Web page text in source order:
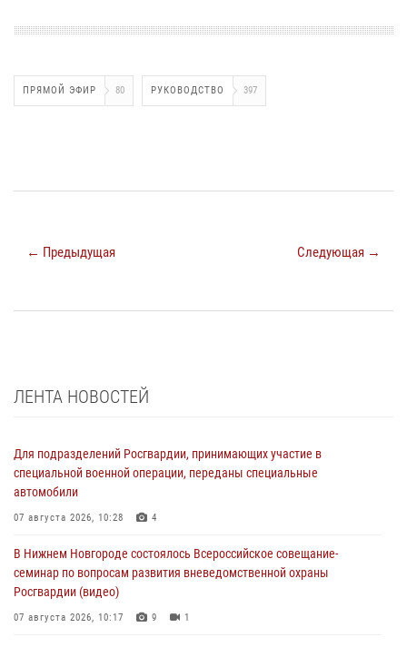
ПРЯМОЙ ЭФИР 80 РУКОВОДСТВО 397
← Предыдущая Следующая →
ЛЕНТА НОВОСТЕЙ
Для подразделений Росгвардии, принимающих участие в
специальной военной операции, переданы специальные
автомобили
07 августа 2026, 10:28 4
В Нижнем Новгороде состоялось Всероссийское совещание-
семинар по вопросам развития вневедомственной охраны
Росгвардии (видео)
07 августа 2026, 10:17 9 1